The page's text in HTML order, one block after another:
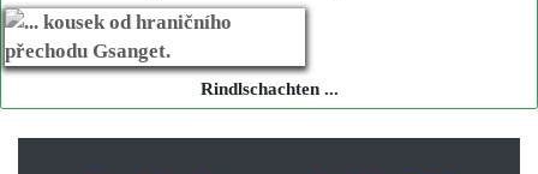
Rindlschachten ...